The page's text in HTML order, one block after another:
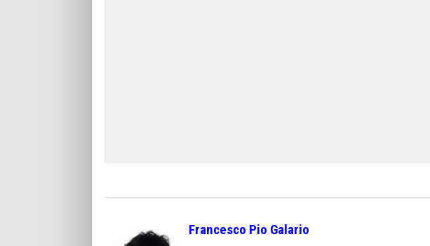
Francesco Pio Galario